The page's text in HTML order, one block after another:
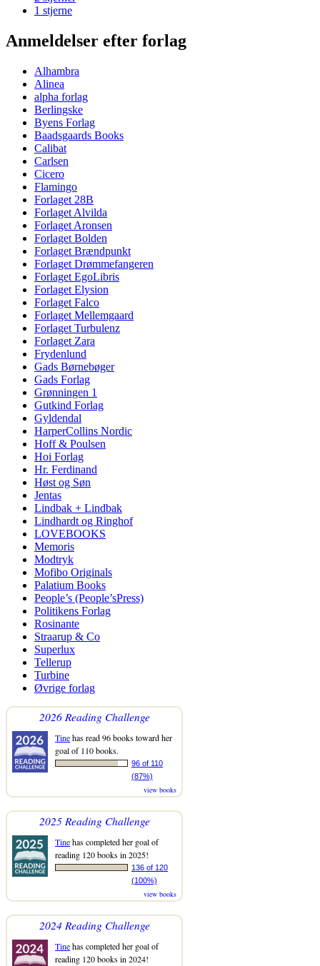
1 stjerne
Anmeldelser efter forlag
Alhambra
Alinea
alpha forlag
Berlingske
Byens Forlag
Baadsgaards Books
Calibat
Carlsen
Cicero
Flamingo
Forlaget 28B
Forlaget Alvilda
Forlaget Aronsen
Forlaget Bolden
Forlaget Brændpunkt
Forlaget Drømmefangeren
Forlaget EgoLibris
Forlaget Elysion
Forlaget Falco
Forlaget Mellemgaard
Forlaget Turbulenz
Forlaget Zara
Frydenlund
Gads Børnebøger
Gads Forlag
Grønningen 1
Gutkind Forlag
Gyldendal
HarperCollins Nordic
Hoff & Poulsen
Hoi Forlag
Hr. Ferdinand
Høst og Søn
Jentas
Lindbak + Lindbak
Lindhardt og Ringhof
LOVEBOOKS
Memoris
Modtryk
Mofibo Originals
Palatium Books
People’s (People’sPress)
Politikens Forlag
Rosinante
Straarup & Co
Superlux
Tellerup
Turbine
Øvrige forlag
2026 Reading Challenge
Tinehas read 96 books toward her
goal of 110 books.
96 of 110
(87%)
view books
2025 Reading Challenge
Tinehas completed her goal of
reading 120 books in 2025!
136 of 120
(100%)
view books
2024 Reading Challenge
Tinehas completed her goal of
reading 120 books in 2024!